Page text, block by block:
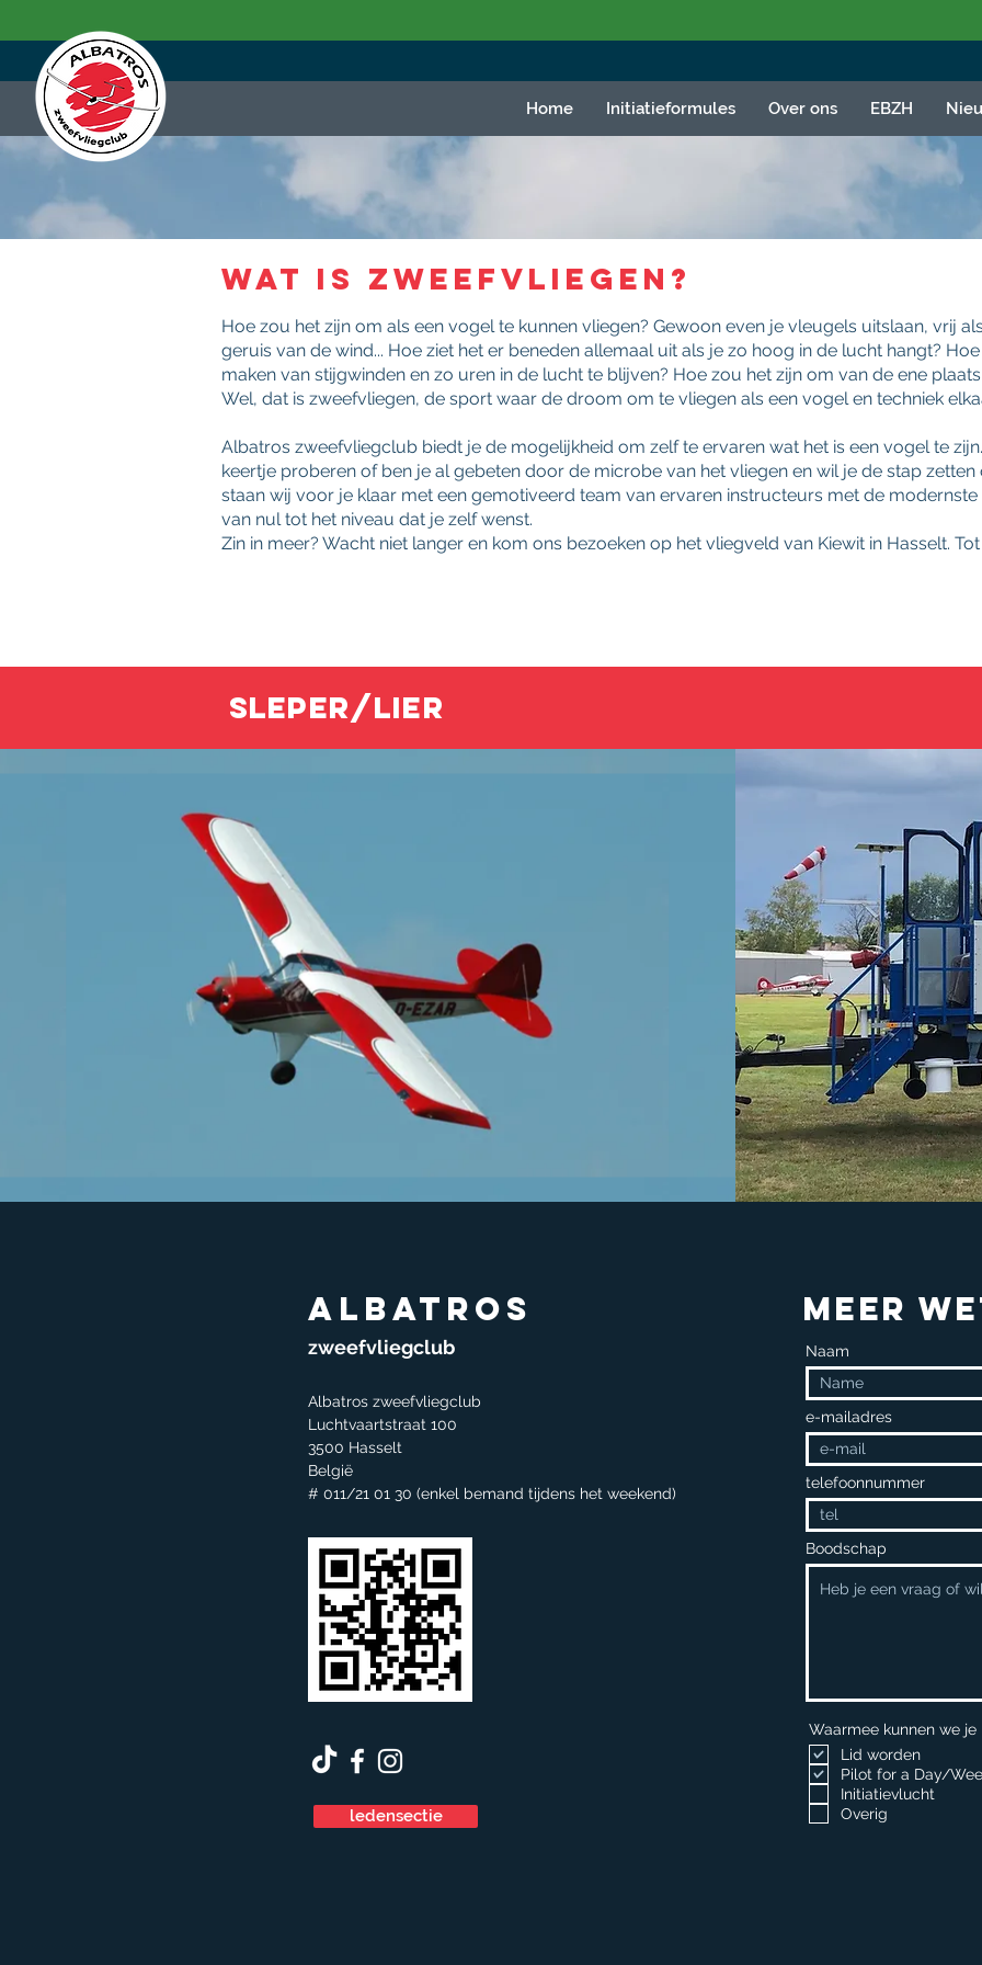
Home Initiatieformules Over ons EBZH
Wat is zweefvliegen?
Hoe zou het zijn om als een vogel te kunnen vliegen? Gewoon even je vleugels uitslaan, vrij
geruis van de wind... Hoe ziet het er beneden allemaal uit als je zo hoog in de lucht hangt?
maken van stijgwinden en zo uren in de lucht te blijven? Hoe zou het zijn om van de ene
Wel, dat is zweefvliegen, de sport waar de droom om te vliegen als een vogel en techniek
Albatros zweefvliegclub biedt je de mogelijkheid om zelf te ervaren wat het is een vogel te
keertje proberen of ben je al gebeten door de microbe van het vliegen en wil je de stap zetten
staan wij voor je klaar met een gemotiveerd team van ervaren instructeurs met de
van nul tot het niveau dat je zelf wenst.
Zin in meer? Wacht niet langer en kom ons bezoeken op het vliegveld van Kiewit in Hasselt.
Sleper/lier
Albatros
zweefvliegclub
Albatros zweefvliegclub
Luchtvaartstraat 100
3500 Hasselt
België
# 011/21 01 30 (enkel bemand tijdens het weekend)
ledensectie
Meer
Naam
e-mailadres
telefoonnummer
Boodschap
Waarmee kunnen we je
Lid worden
Pilot for a Day/
Initiatievlucht
Overig